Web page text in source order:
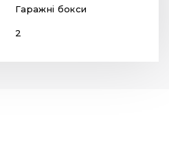
Гаражні бокси
2